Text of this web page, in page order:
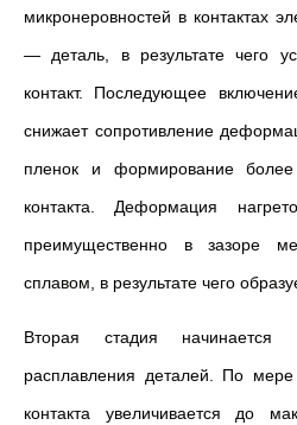
микронеровностей в контактах
— деталь, в результате чего
контакт. Последующее
снижает сопротивление
пленок и формирование более
контакта. Деформация
преимущественно в зазоре
сплавом, в результате чего
Вторая стадия начинается
расплавления деталей. По
контакта увеличивается до